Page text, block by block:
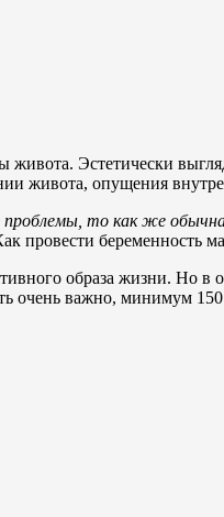
Эстетически
живота, опущения
то как же
провести беременность
образа жизни. Но
очень важно, минимум